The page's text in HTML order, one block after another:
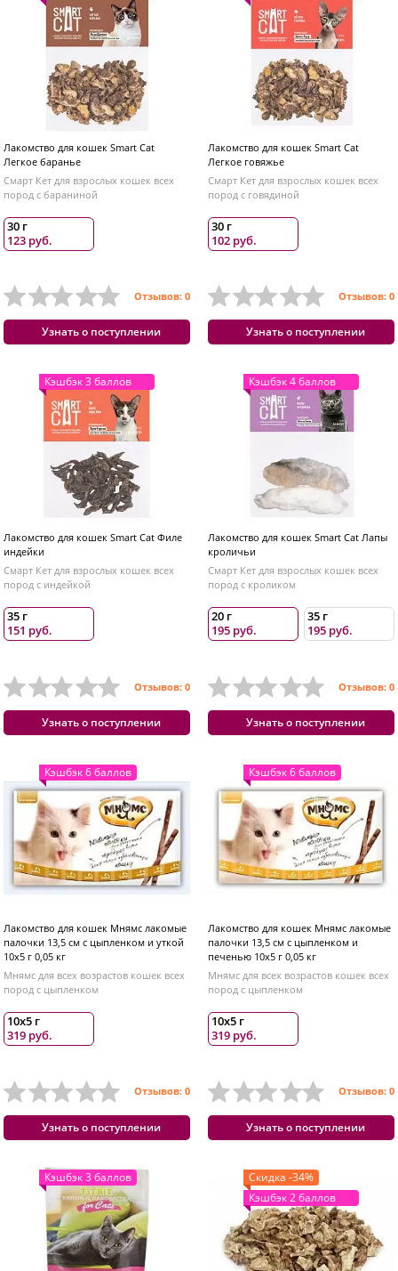
Лакомство для кошек Smart Cat
Легкое баранье
Смарт Кет для взрослых кошек всех
пород с бараниной
30 г
123 руб.
Отзывов: 0
Узнать о поступлении
Лакомство для кошек Smart Cat
Легкое говяжье
Смарт Кет для взрослых кошек всех
пород с говядиной
30 г
102 руб.
Отзывов: 0
Узнать о поступлении
Кэшбэк 3 баллов
Лакомство для кошек Smart Cat Филе
индейки
Смарт Кет для взрослых кошек всех
пород с индейкой
35 г
151 руб.
Отзывов: 0
Узнать о поступлении
Кэшбэк 4 баллов
Лакомство для кошек Smart Cat Лапы
кроличьи
Смарт Кет для взрослых кошек всех
пород с кроликом
20 г
195 руб.
35 г
195 руб.
Отзывов: 0
Узнать о поступлении
Кэшбэк 6 баллов
Лакомство для кошек Мнямс лакомые
палочки 13,5 см с цыпленком и уткой
10х5 г 0,05 кг
Мнямс для всех возрастов кошек всех
пород с цыпленком
10х5 г
319 руб.
Отзывов: 0
Узнать о поступлении
Кэшбэк 6 баллов
Лакомство для кошек Мнямс лакомые
палочки 13,5 см с цыпленком и
печенью 10х5 г 0,05 кг
Мнямс для всех возрастов кошек всех
пород с цыпленком
10х5 г
319 руб.
Отзывов: 0
Узнать о поступлении
Кэшбэк 3 баллов
Скидка -34%
Кэшбэк 2 баллов